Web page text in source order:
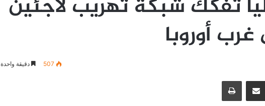
تفكك شبكة تهريب لاجئين
أوروبا
507 دقيقة واحدة
مشاركة عبر البريد طباعة